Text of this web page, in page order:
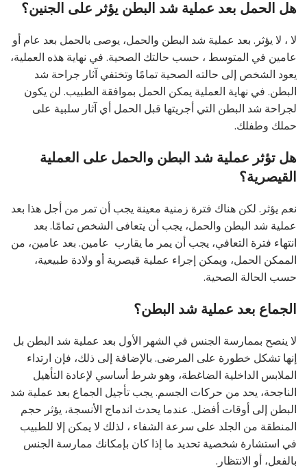
هل الحمل بعد عملية شد البطن يؤثر على الجنين؟
لا ، لا يؤثر. بعد عملية شد البطن والحمل، يوصى بالحمل بعد عام أو
عامين في المتوسط ​​، حسب حالتك الصحية. في نهاية هذه العملية،
يعود الشخص إلى حالته الصحية تمامًا وتختفي آثار جراحة شد
البطن. في نهاية العملية يمكن الحمل بموافقة الطبيب. لن يكون
لجراحة شد البطن التي أجريتها قبل الحمل أي آثار سلبية على
حملك وطفلك.
هل تؤثر عملية شد البطن والحمل على العملية
القيصرية؟
نعم يؤثر. لكن هناك فترة زمنية معينة يجب أن تمر من أجل هذا بعد
عملية شد البطن والحمل، يجب أن يتعافى الشخص تمامًا. بعد
انتهاء فترة التعافي، يجب أن يمر ما يقارب عامين. بعد عامين، من
الممكن الحمل، ويمكن إجراء عملية قيصرية أو ولادة طبيعية،
حسب الحالة الصحية.
الجماع بعد عملية شد البطن؟
لا ينصح بممارسة الجنس في الشهر الأول بعد عملية شد البطن بل
إنها تشكل خطورة على المرضى. بالإضافة إلى ذلك، فإن ارتداء
الملابس الداخلية الضاغطة، وهو شرط أساسي لإعادة التأهيل
الناجحة، يحد من حركات الجسم. يجب تأجيل الجماع بعد عملية شد
البطن إلى أوقات أفضل. عندما يحدث اندماج الأنسجة، يؤثر حجم
المنطقة من الجلد على سرعة الشفاء ، لذلك لا يمكن إلا للطبيب
في استشارة شخصية تحديد ما إذا كان بإمكانك ممارسة الجنس
بالفعل، أو الانتظار.